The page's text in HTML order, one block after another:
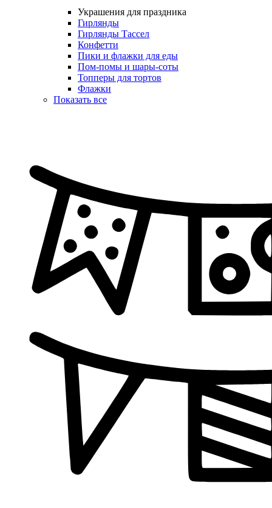
Украшения для праздника
Гирлянды
Гирлянды Тассел
Конфетти
Пики и флажки для еды
Пом-помы и шары-соты
Топперы для тортов
Флажки
Показать все